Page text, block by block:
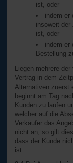
ist, oder
indem er
insoweit der
ist, oder
indem er
Bestellung
Liegen mehrere
Vertrag in dem
Alternativen zuerst
beginnt am Tag
Kunden zu laufen
welcher auf die
Verkäufer das
nicht an, so gilt
dass der Kunde
ist.